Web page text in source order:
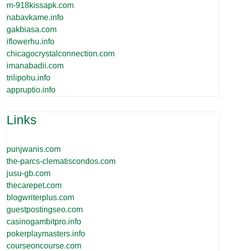
m-918kissapk.com
nabavkame.info
gakbiasa.com
iflowerhu.info
chicagocrystalconnection.com
imanabadii.com
trilipohu.info
appruptio.info
Links
punjwanis.com
the-parcs-clematiscondos.com
jusu-gb.com
thecarepet.com
blogwriterplus.com
guestpostingseo.com
casinogambitpro.info
pokerplaymasters.info
courseoncourse.com